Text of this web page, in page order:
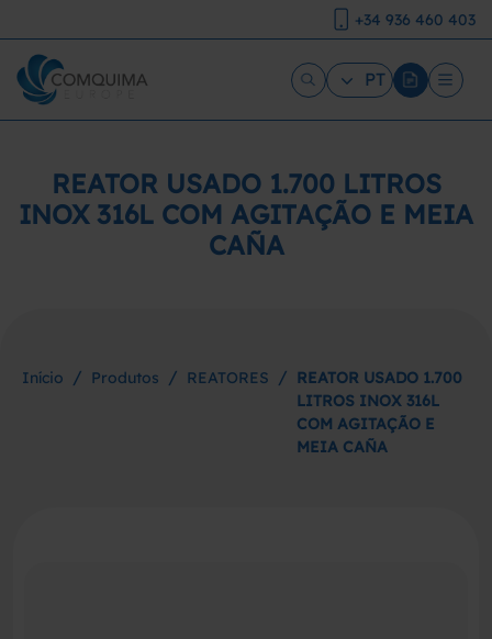
+34 936 460 403
PT
REATOR USADO 1.700 LITROS
INOX 316L COM AGITAÇÃO E MEIA
CAÑA
Início / Produtos / REATORES / REATOR USADO 1.700
LITROS INOX 316L
COM AGITAÇÃO E
MEIA CAÑA